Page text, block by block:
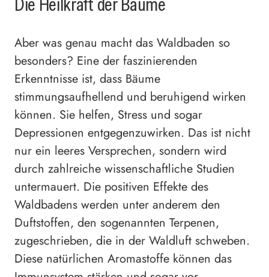
Aber was genau macht das Waldbaden so
besonders? Eine der faszinierenden
Erkenntnisse ist, dass Bäume
stimmungsaufhellend und beruhigend wirken
können. Sie helfen, Stress und sogar
Depressionen entgegenzuwirken. Das ist nicht
nur ein leeres Versprechen, sondern wird
durch zahlreiche wissenschaftliche Studien
untermauert. Die positiven Effekte des
Waldbadens werden unter anderem den
Duftstoffen, den sogenannten Terpenen,
zugeschrieben, die in der Waldluft schweben.
Diese natürlichen Aromastoffe können das